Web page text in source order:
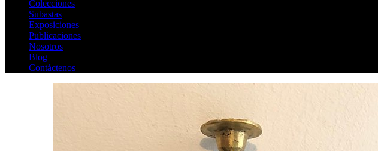
Colecciones
Subastas
Exposiciones
Publicaciones
Nosotros
Blog
Contáctenos